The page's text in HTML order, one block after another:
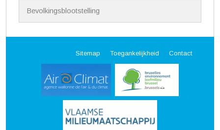
Bevolkingsblootstelling
Sitemap Toegankelijkheid Contact